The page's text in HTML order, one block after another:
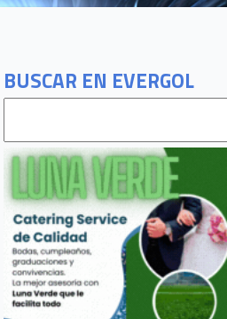
BUSCAR EN EVERGOL